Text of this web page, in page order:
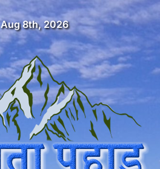
8th, 2026